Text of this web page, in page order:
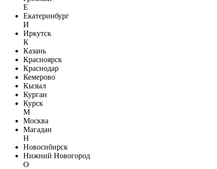
Е
Екатеринбург
И
Иркутск
К
Казань
Красноярск
Краснодар
Кемерово
Кызыл
Курган
Курск
М
Москва
Магадан
Н
Новосибирск
Нижний Новогород
О